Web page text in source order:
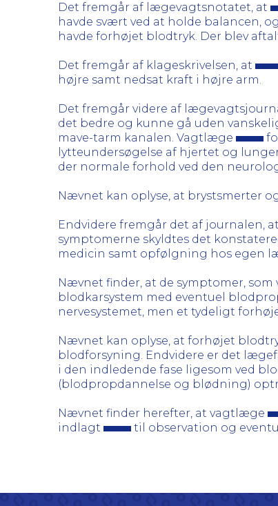
Det fremgår af lægevagtsnotatet, at
havde svært ved at holde balancen,
havde forhøjet blodtryk. Der blev
Det fremgår af klageskrivelsen, at
højre samt nedsat kraft i højre arm.
Det fremgår videre af
det bedre og kunne gå uden
mave-tarm kanalen. Vagtlæge
lytteundersøgelse af hjertet og
der normale forhold ved den
Nævnet kan oplyse, at brystsmerter
Endvidere fremgår det af journalen,
symptomerne skyldtes det
medicin samt opfølgning hos egen
Nævnet finder, at de symptomer,
blodkarsystem med eventuel
nervesystemet, men et tydeligt
Nævnet kan oplyse, at forhøjet
blodforsyning. Endvidere er det
i den indledende fase ligesom ved
(blodpropdannelse og blødning)
Nævnet finder herefter, at vagtlæge
indlagt
til observation og